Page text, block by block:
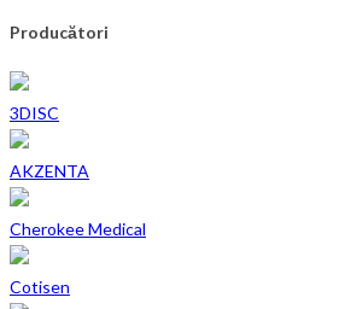
Producători
3DISC
AKZENTA
Cherokee Medical
Cotisen